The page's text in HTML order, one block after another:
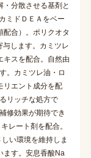
分散させる基剤と
ミドＤＥＡをベー
配合）。ポリクオタ
与します。カミツレ
キスを配合。自然由
。カミツレ油・ロ
リエント成分を配
リッチな処方で
修効果が期待でき
レート剤を配合。
い環境を維持しま
ます。安息香酸Na